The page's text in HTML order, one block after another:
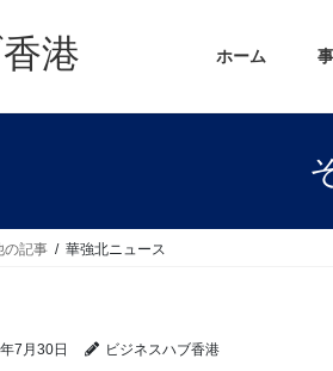
ホーム
の記事 華強北ニュース
7月30日 ビジネスハブ香港